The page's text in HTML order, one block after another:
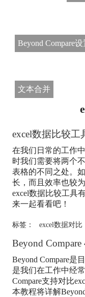
Beyond Compare设
文本合并
excel数据比较工
在我们日常的工作
时我们需要将两个
表格的不同之处。
长，而且效率也较
excel数据比较工具
来一起看看吧！
标签： excel数据对比
Beyond
Beyond Compare是
是我们在工作中经
Compare支持对比
本教程将详解